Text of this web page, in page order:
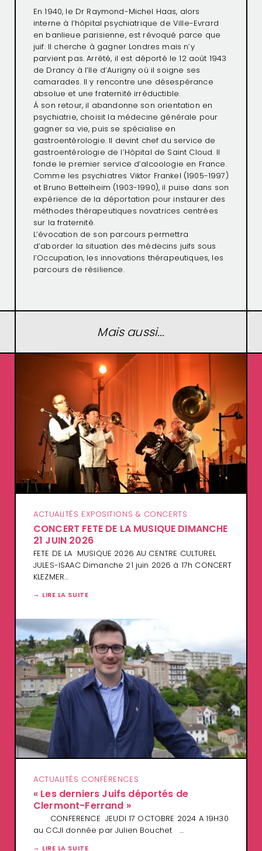
En 1940, le Dr Raymond-Michel Haas, alors
interne à l’hôpital psychiatrique de Ville-Evrard
en banlieue parisienne, est révoqué parce que
juif. Il cherche à gagner Londres mais n’y
parvient pas. Arrêté, il est déporté le 12 août 1943
de Drancy à l’Ile d’Aurigny où il soigne ses
camarades. Il y rencontre une désespérance
absolue et une fraternité irréductible.
Á son retour, il abandonne son orientation en
psychiatrie, choisit la médecine générale pour
gagner sa vie, puis se spécialise en
gastroentérologie. Il devint chef du service de
gastroentérologie de l’Hôpital de Saint Cloud. Il
fonde le premier service d’alcoologie en France.
Comme les psychiatres Viktor Frankel (1905-1997)
et Bruno Bettelheim (1903-1990), il puise dans son
expérience de la déportation pour instaurer des
méthodes thérapeutiques novatrices centrées
sur la fraternité.
L’évocation de son parcours permettra
d’aborder la situation des médecins juifs sous
l’Occupation, les innovations thérapeutiques, les
parcours de résilience.
Mais aussi...
ACTUALITÉS EXPOSITIONS & CONCERTS
CONCERT FETE DE LA MUSIQUE DIMANCHE
21 JUIN 2026
FETE DE LA MUSIQUE 2026 AU CENTRE CULTUREL
JULES-ISAAC Dimanche 21 juin 2026 à 17h CONCERT
KLEZMER…
LIRE LA SUITE
ACTUALITÉS CONFÉRENCES
« Les derniers Juifs déportés de
Clermont-Ferrand »
CONFERENCE JEUDI 17 OCTOBRE 2024 A 19H30
au CCJI donnée par Julien Bouchet …
LIRE LA SUITE